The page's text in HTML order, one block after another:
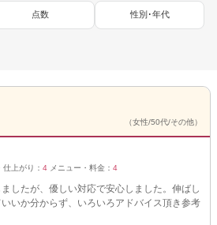
点数 性別･年代
（女性/50代/その他）
仕上がり： 4 メニュー・料金： 4
したが、優しい対応で安心しました。伸ばし
いか分からず、いろいろアドバイス頂き参考